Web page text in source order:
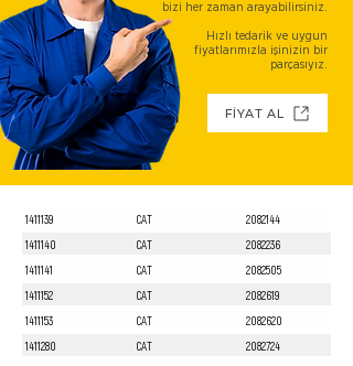
bizi her zaman arayabilirsiniz.
Hızlı tedarik ve uygun
fiyatlarımızla işinizin bir
parçasıyız.
FİYAT AL
1411139 CAT
2082144
1411140
CAT
2082236
1411141
CAT
2082505
1411152
CAT
2082619
1411153
CAT
2082620
1411280
CAT
2082724